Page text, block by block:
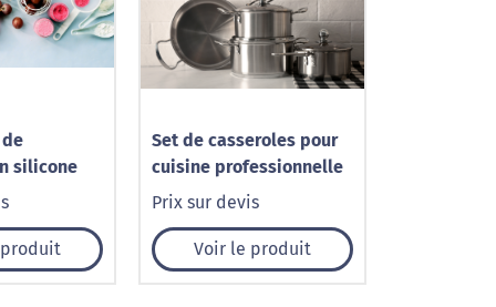
silicone
Set de casseroles pour
cuisine professionnelle
Prix sur devis
Voir le produit